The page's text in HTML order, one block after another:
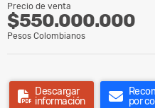
Precio de venta
$550.000.000
Pesos Colombianos
Descargar
información
por